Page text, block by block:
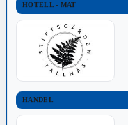
HOTELL - MAT
HANDEL